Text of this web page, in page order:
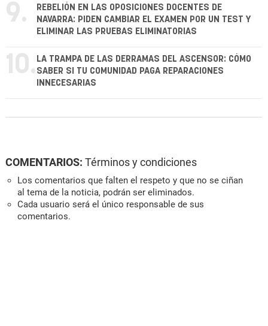
9.
REBELIÓN EN LAS OPOSICIONES DOCENTES DE
NAVARRA: PIDEN CAMBIAR EL EXAMEN POR UN TEST Y
ELIMINAR LAS PRUEBAS ELIMINATORIAS
10. LA TRAMPA DE LAS DERRAMAS DEL ASCENSOR: CÓMO
SABER SI TU COMUNIDAD PAGA REPARACIONES
INNECESARIAS
COMENTARIOS: Términos y condiciones
Los comentarios que falten el respeto y que no se ciñan
al tema de la noticia, podrán ser eliminados.
Cada usuario será el único responsable de sus
comentarios.